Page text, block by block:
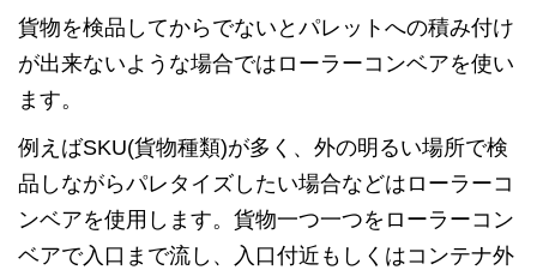
貨物を検品してからでないとパレットへの積み付け
が出来ないような場合ではローラーコンベアを使い
ます。
例えばSKU(貨物種類)が多く、外の明るい場所で検
品しながらパレタイズしたい場合などはローラーコ
ンベアを使用します。貨物一つ一つをローラーコン
ベアで入口まで流し、入口付近もしくはコンテナ外